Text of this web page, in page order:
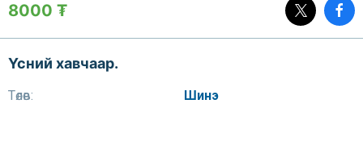
8000 ₮
Үсний хавчаар.
Төлөв: Шинэ